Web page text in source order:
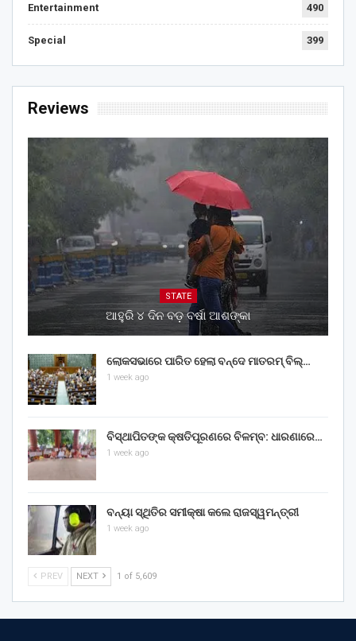
Entertainment 490
Special 399
Reviews
STATE
ଆହୁରି ୪ ଦିନ ବଡ଼ ବର୍ଷା ଆଶଙ୍କା
ଲୋକସଭାରେ ପାରିତ ହେଲା ବନ୍ଦେ ମାତରମ୍‌ ବିଲ୍‌…
1 week ago
ବିସ୍ଥାପିତଙ୍କ କ୍ଷତିପୂରଣରେ ବିଳମ୍ବ: ଧାରଣାରେ…
1 week ago
ବନ୍ୟା ସ୍ଥିତିର ସମୀକ୍ଷା କଲେ ରାଜସ୍ୱମନ୍ତ୍ରୀ
1 week ago
PREV NEXT 1 of 5,609